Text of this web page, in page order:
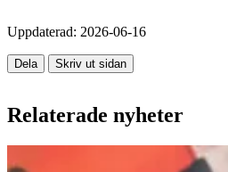
Uppdaterad: 2026-06-16
Dela Skriv ut sidan
Relaterade nyheter